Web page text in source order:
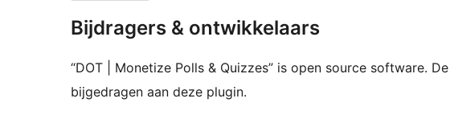
Bijdragers & ontwikkelaars
“DOT | Monetize Polls & Quizzes” is open source software.
bijgedragen aan deze plugin.